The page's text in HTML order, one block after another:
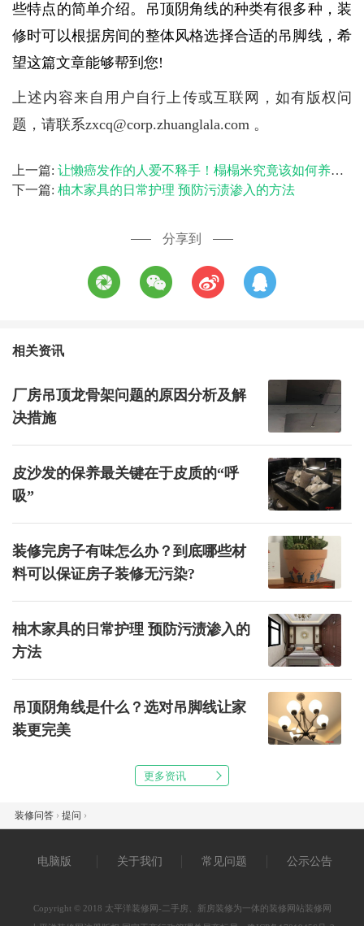
些特点的简单介绍。吊顶阴角线的种类有很多种，装
修时可以根据房间的整体风格选择合适的吊脚线，希
望这篇文章能够帮到您!
上述内容来自用户自行上传或互联网，如有版权问
题，请联系zxcq@corp.zhuanglala.com 。
上一篇: 让懒癌发作的人爱不释手！榻榻米究竟该如何养护？
下一篇: 柚木家具的日常护理 预防污渍渗入的方法
分享到
相关资讯
厂房吊顶龙骨架问题的原因分析及解
决措施
皮沙发的保养最关键在于皮质的“呼
吸”
装修完房子有味怎么办？到底哪些材
料可以保证房子装修无污染?
柚木家具的日常护理 预防污渍渗入的
方法
吊顶阴角线是什么？选对吊脚线让家
装更完美
更多资讯
装修问答 › 提问 ›
电脑版 关于我们 常见问题 公示公告
Copyright © 2018 太平洋装修网-二手房、新房装修为一体的装修网站装修网